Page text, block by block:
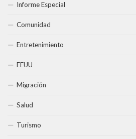
Informe Especial
Comunidad
Entretenimiento
EEUU
Migración
Salud
Turismo